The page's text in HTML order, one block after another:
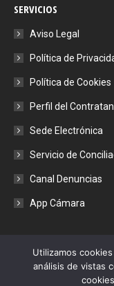
opens
in
new
opens
in
in
SERVICIOS
Aviso Legal
Política de
Política de Cookies
Perfil del
Sede Electrónica
Servicio de
Canal Denuncias
App Cámara
Utilizamos
análisis de vistas